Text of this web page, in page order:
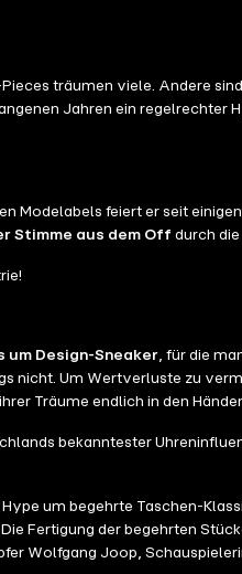
träumen viele. Andere
Jahren ein
Modelabels feiert er seit
Stimme aus dem Off durch
um Design-Sneaker, für die
Um Wertverluste zu
Träume endlich in den
bekanntester
um begehrte Taschen-
Fertigung der begehrten
Wolfgang Joop,